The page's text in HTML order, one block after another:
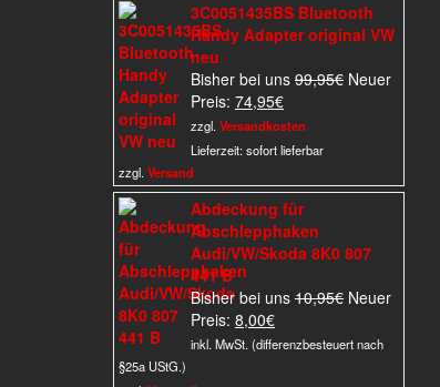
3C0051435BS Bluetooth
Handy Adapter original VW
neu
Bisher bei uns 99,95€ Ursprünglicher
Neuer
Preis: 74,95€Aktueller
Preis
ist:
zzgl. Versandkosten
Lieferzeit:sofort lieferbar
zzgl. Versand
Abdeckung für
Abschlepphaken
Audi/VW/Skoda 8K0 807
441 B
Bisher bei uns 10,95€ Ursprünglicher
war:
Neuer
Preis: 8,00€Aktueller
Preis
inkl. MwSt. (differenzbesteuert nach
§25a UStG.)